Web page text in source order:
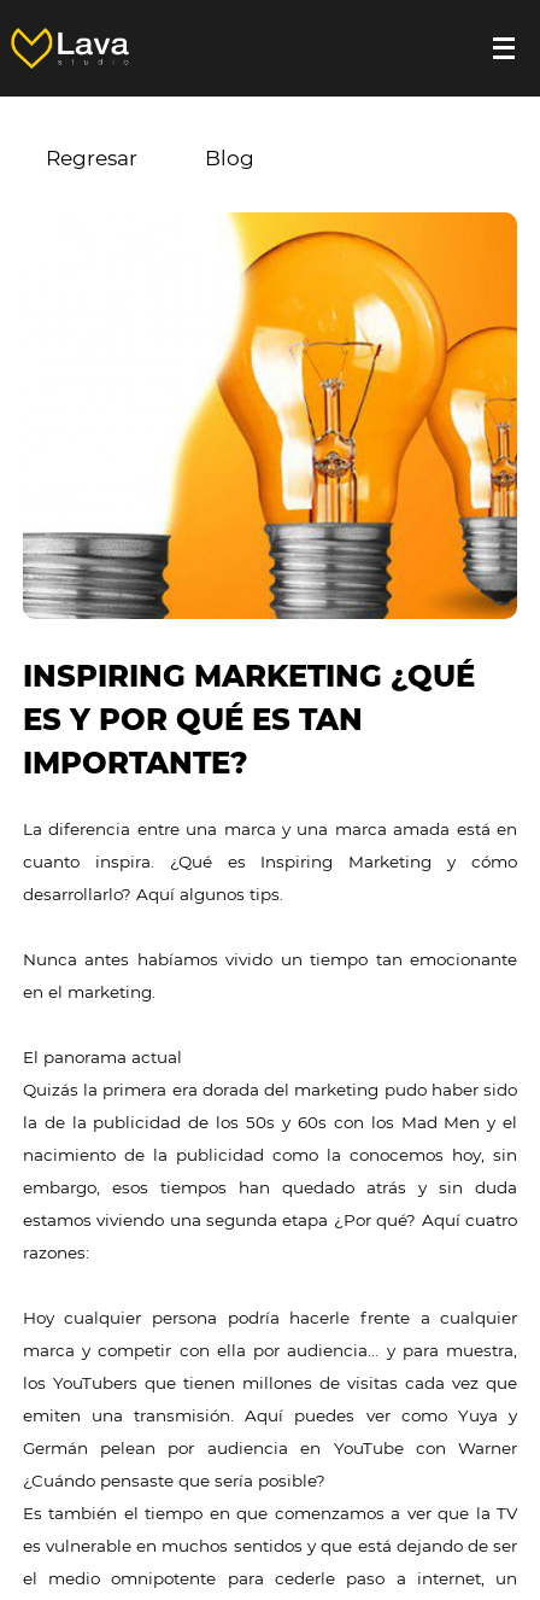
Regresar Blog
INSPIRING MARKETING ¿QUÉ
ES Y POR QUÉ ES TAN
IMPORTANTE?
La diferencia entre una marca y una marca amada está en
cuanto inspira. ¿Qué es Inspiring Marketing y cómo
desarrollarlo? Aquí algunos tips.
Nunca antes habíamos vivido un tiempo tan emocionante
en el marketing.
El panorama actual
Quizás la primera era dorada del marketing pudo haber sido
la de la publicidad de los 50s y 60s con los Mad Men y el
nacimiento de la publicidad como la conocemos hoy, sin
embargo, esos tiempos han quedado atrás y sin duda
estamos viviendo una segunda etapa ¿Por qué? Aquí cuatro
razones:
Hoy cualquier persona podría hacerle frente a cualquier
marca y competir con ella por audiencia… y para muestra,
los YouTubers que tienen millones de visitas cada vez que
emiten una transmisión. Aquí puedes ver como Yuya y
Germán pelean por audiencia en YouTube con Warner
¿Cuándo pensaste que sería posible?
Es también el tiempo en que comenzamos a ver que la TV
es vulnerable en muchos sentidos y que está dejando de ser
el medio omnipotente para cederle paso a internet, un